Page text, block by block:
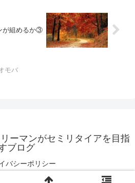
が組めるか③
モバ
ーマンがセミリタイアを目指
ブログ
バシーポリシー